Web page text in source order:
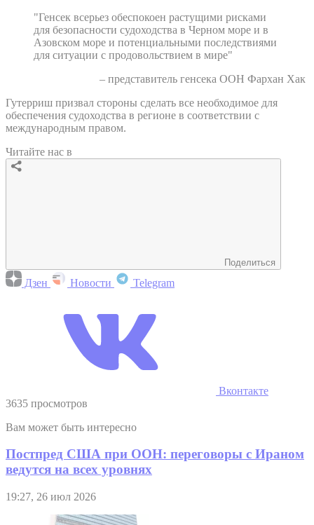
"Генсек всерьез обеспокоен растущими рисками
для безопасности судоходства в Черном море и в
Азовском море и потенциальными последствиями
для ситуации с продовольствием в мире"
– представитель генсека ООН Фархан Хак
Гутерриш призвал стороны сделать все необходимое для
обеспечения судоходства в регионе в соответствии с
международным правом.
Читайте нас в
Поделиться
Дзен Новости Telegram
Вконтакте
3635 просмотров
Вам может быть интересно
Постпред США при ООН: переговоры с Ираном
ведутся на всех уровнях
19:27, 26 июл 2026